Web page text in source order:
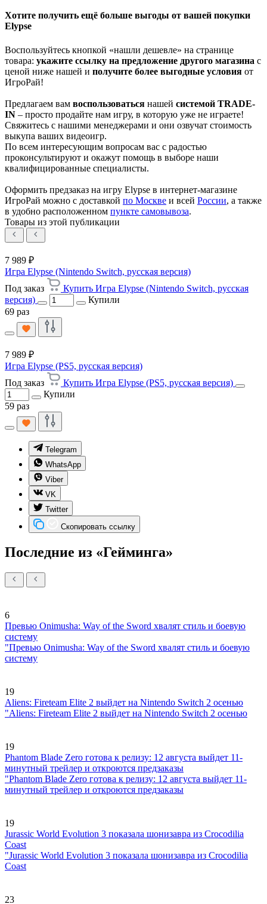
Хотите получить ещё больше выгоды от вашей покупки
Elypse
Воспользуйтесь кнопкой «нашли дешевле» на странице
товара: укажите ссылку на предложение другого магазина с
ценой ниже нашей и получите более выгодные условия от
ИгроРай!
Предлагаем вам воспользоваться нашей системой TRADE-
IN – просто продайте нам игру, в которую уже не играете!
Свяжитесь с нашими менеджерами и они озвучат стоимость
выкупа ваших видеоигр.
По всем интересующим вопросам вас с радостью
проконсультируют и окажут помощь в выборе наши
квалифицированные специалисты.
Оформить предзаказ на игру Elypse в интернет-магазине
ИгроРай можно с доставкой по Москве и всей России, а также
в удобно расположенном пункте самовывоза.
Товары из этой публикации
7 989 ₽
Игра Elypse (Nintendo Switch, русская версия)
Под заказ
Купить Игра Elypse (Nintendo Switch, русская
версия)
Купили
69 раз
7 989 ₽
Игра Elypse (PS5, русская версия)
Под заказ
Купить Игра Elypse (PS5, русская версия)
Купили
59 раз
Telegram
WhatsApp
Viber
VK
Twitter
Скопировать ссылку
Последние из «Гейминга»
6
Превью Onimusha: Way of the Sword хвалят стиль и боевую
систему
"Превью Onimusha: Way of the Sword хвалят стиль и боевую
систему
19
Aliens: Fireteam Elite 2 выйдет на Nintendo Switch 2 осенью
"Aliens: Fireteam Elite 2 выйдет на Nintendo Switch 2 осенью
19
Phantom Blade Zero готова к релизу: 12 августа выйдет 11-
минутный трейлер и откроются предзаказы
"Phantom Blade Zero готова к релизу: 12 августа выйдет 11-
минутный трейлер и откроются предзаказы
19
Jurassic World Evolution 3 показала шонизавра из Crocodilia
Coast
"Jurassic World Evolution 3 показала шонизавра из Crocodilia
Coast
23